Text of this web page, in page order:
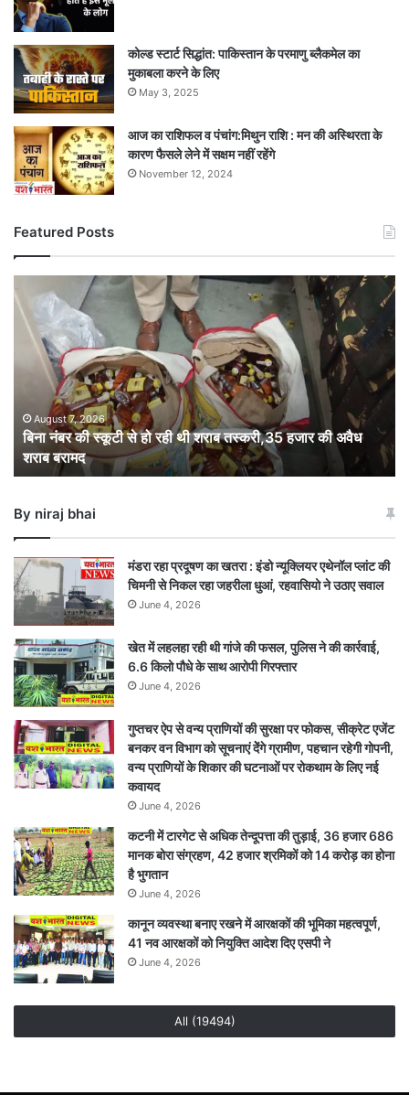
कोल्ड स्टार्ट सिद्धांत: पाकिस्तान के परमाणु ब्लैकमेल का
मुकाबला करने के लिए
May 3, 2025
आज का राशिफल व पंचांग:मिथुन राशि : मन की अस्थिरता के
कारण फैसले लेने में सक्षम नहीं रहेंगे
November 12, 2024
Featured Posts
नंबर
की
स्कूटी
थी
शराब
तस्करी,35
हजार
अवैध
शराब
August 7, 2026
बिना नंबर की स्कूटी से हो रही थी शराब तस्करी,35 हजार की अवैध
शराब बरामद
By niraj bhai
मंडरा रहा प्रदूषण का खतरा : इंडो न्यूक्लियर एथेनॉल प्लांट की
चिमनी से निकल रहा जहरीला धुआं, रहवासियो ने उठाए सवाल
June 4, 2026
खेत में लहलहा रही थी गांजे की फसल, पुलिस ने की कार्रवाई,
6.6 किलो पौधे के साथ आरोपी गिरफ्तार
June 4, 2026
गुप्तचर ऐप से वन्य प्राणियों की सुरक्षा पर फोकस, सीक्रेट एजेंट
बनकर वन विभाग को सूचनाएं देेंगे ग्रामीण, पहचान रहेगी गोपनी,
वन्य प्राणियों के शिकार की घटनाओं पर रोकथाम के लिए नई
कवायद
June 4, 2026
कटनी में टारगेट से अधिक तेन्दूपत्ता की तुड़ाई, 36 हजार 686
मानक बोरा संग्रहण, 42 हजार श्रमिकों को 14 करोड़ का होना
है भुगतान
June 4, 2026
कानून व्यवस्था बनाए रखने में आरक्षकों की भूमिका महत्वपूर्ण,
41 नव आरक्षकों को नियुक्ति आदेश दिए एसपी ने
June 4, 2026
All (19494)